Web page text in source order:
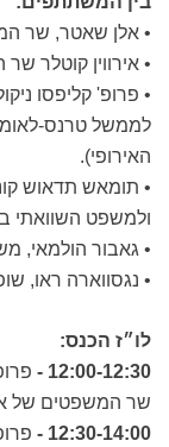
• אלן שאטר, שר
• אירווין קוטלר
• פרופ' קליפסו
לממשל טרנס-
האירופי).
• תומאש תדאוש
ולמשפט השוואתי
• גאבור הולמאי,
• נגסווארה ראו,
לו״ז הכנס:
12:00-12:30 -
שר המשפטים של
12:30-14:00 -